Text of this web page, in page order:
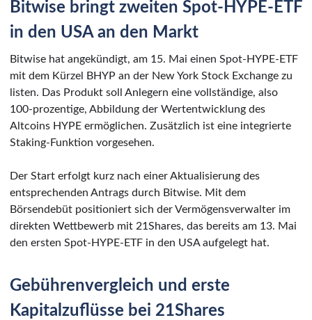
Bitwise bringt zweiten Spot-HYPE-ETF
in den USA an den Markt
Bitwise hat angekündigt, am 15. Mai einen Spot-HYPE-ETF
mit dem Kürzel BHYP an der New York Stock Exchange zu
listen. Das Produkt soll Anlegern eine vollständige, also
100-prozentige, Abbildung der Wertentwicklung des
Altcoins HYPE ermöglichen. Zusätzlich ist eine integrierte
Staking-Funktion vorgesehen.
Der Start erfolgt kurz nach einer Aktualisierung des
entsprechenden Antrags durch Bitwise. Mit dem
Börsendebüt positioniert sich der Vermögensverwalter im
direkten Wettbewerb mit 21Shares, das bereits am 13. Mai
den ersten Spot-HYPE-ETF in den USA aufgelegt hat.
Gebührenvergleich und erste
Kapitalzuflüsse bei 21Shares